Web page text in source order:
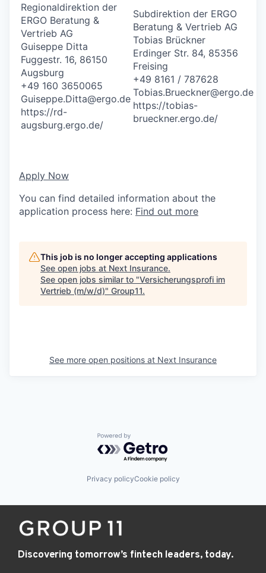
Regionaldirektion der
ERGO Beratung &
Vertrieb AG
Guiseppe Ditta
Fuggestr. 16, 86150
Augsburg
+49 160 3650065
Guiseppe.Ditta@ergo.de
https://rd-
augsburg.ergo.de/
Subdirektion der ERGO
Beratung & Vertrieb AG
Tobias Brückner
Erdinger Str. 84, 85356
Freising
+49 8161 / 787628
Tobias.Brueckner@ergo.de
https://tobias-
brueckner.ergo.de/
Apply Now
You can find detailed information about the
application process here: Find out more
This job is no longer accepting applications
See open jobs at Next Insurance.
See open jobs similar to "Versicherungsprofi im
Vertrieb (m/w/d)" Group11.
See more open positions at Next Insurance
Powered by Getro.com
Privacy policyCookie policy
Discovering tomorrow’s fintech leaders, today.